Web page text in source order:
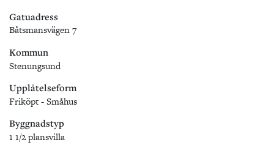
Gatuadress
Båtsmansvägen 7
Kommun
Stenungsund
Upplåtelseform
Friköpt - Småhus
Byggnadstyp
1 1/2 plansvilla